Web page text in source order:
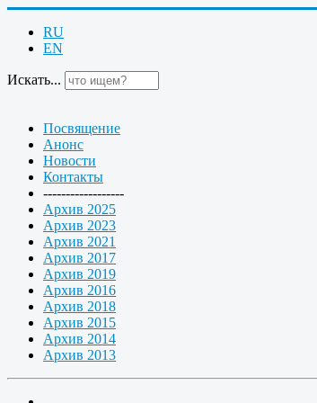
RU
EN
Искать...
Посвящение
Анонс
Новости
Контакты
------------------
Архив 2025
Архив 2023
Архив 2021
Архив 2017
Архив 2019
Архив 2016
Архив 2018
Архив 2015
Архив 2014
Архив 2013